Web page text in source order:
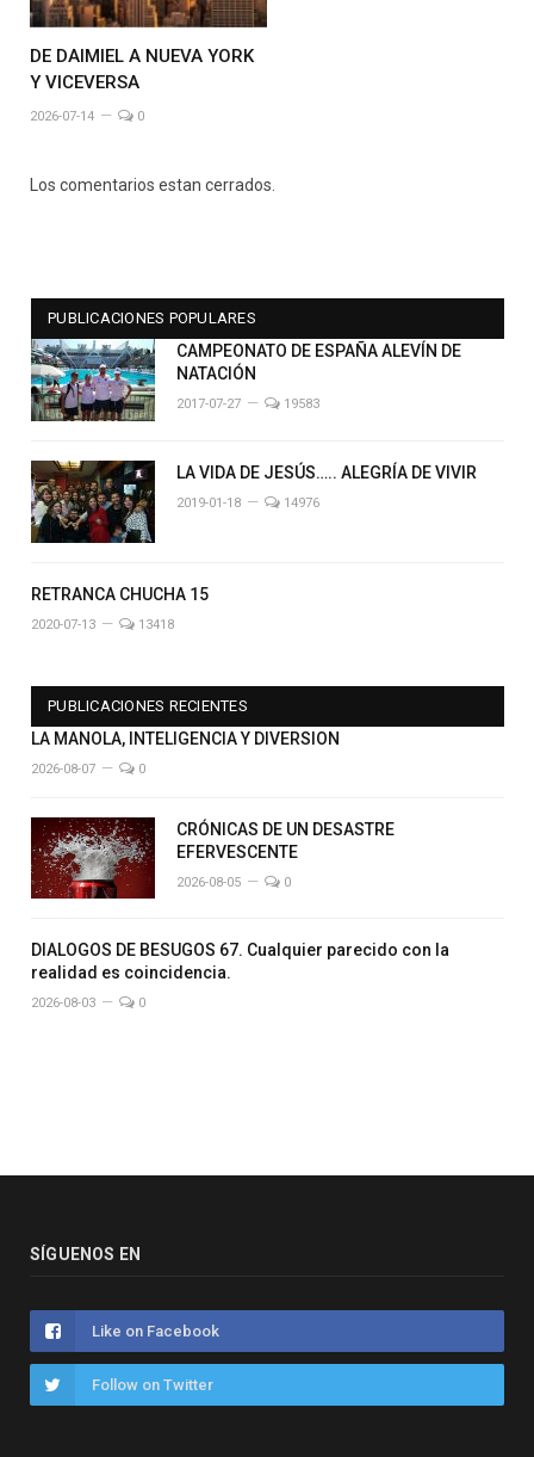
DE DAIMIEL A NUEVA YORK
Y VICEVERSA
2026-07-14 0
Los comentarios estan cerrados.
PUBLICACIONES POPULARES
CAMPEONATO DE ESPAÑA ALEVÍN DE
NATACIÓN
2017-07-27 19583
LA VIDA DE JESÚS….. ALEGRÍA DE VIVIR
2019-01-18 14976
RETRANCA CHUCHA 15
2020-07-13 13418
PUBLICACIONES RECIENTES
LA MANOLA, INTELIGENCIA Y DIVERSION
2026-08-07 0
CRÓNICAS DE UN DESASTRE
EFERVESCENTE
2026-08-05 0
DIALOGOS DE BESUGOS 67. Cualquier parecido con la
realidad es coincidencia.
2026-08-03 0
SÍGUENOS EN
Like on Facebook
Follow on Twitter